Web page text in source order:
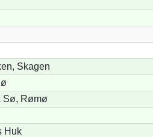
Skagen
Sø, Rømø
Huk